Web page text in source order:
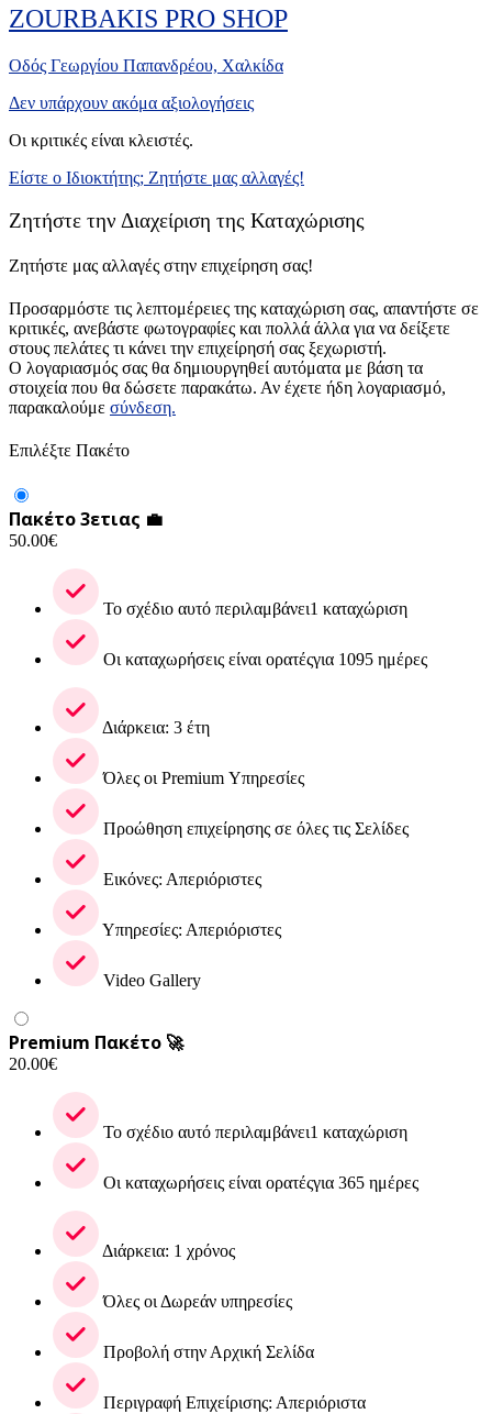
ZOURBAKIS PRO SHOP
Οδός Γεωργίου Παπανδρέου, Χαλκίδα
Δεν υπάρχουν ακόμα αξιολογήσεις
Οι κριτικές είναι κλειστές.
Είστε ο Ιδιοκτήτης; Ζητήστε μας αλλαγές!
Ζητήστε την Διαχείριση της Καταχώρισης
Ζητήστε μας αλλαγές στην επιχείρηση σας!
Προσαρμόστε τις λεπτομέρειες της καταχώριση σας, απαντήστε σε
κριτικές, ανεβάστε φωτογραφίες και πολλά άλλα για να δείξετε
στους πελάτες τι κάνει την επιχείρησή σας ξεχωριστή.
Ο λογαριασμός σας θα δημιουργηθεί αυτόματα με βάση τα
στοιχεία που θα δώσετε παρακάτω. Αν έχετε ήδη λογαριασμό,
παρακαλούμε σύνδεση.
Επιλέξτε Πακέτο
Πακέτο 3ετιας 💼
50.00€
Το σχέδιο αυτό περιλαμβάνει1 καταχώριση
Οι καταχωρήσεις είναι ορατέςγια 1095 ημέρες
Διάρκεια: 3 έτη
Όλες οι Premium Υπηρεσίες
Προώθηση επιχείρησης σε όλες τις Σελίδες
Εικόνες: Απεριόριστες
Υπηρεσίες: Απεριόριστες
Video Gallery
Premium Πακέτο 🚀
20.00€
Το σχέδιο αυτό περιλαμβάνει1 καταχώριση
Οι καταχωρήσεις είναι ορατέςγια 365 ημέρες
Διάρκεια: 1 χρόνος
Όλες οι Δωρεάν υπηρεσίες
Προβολή στην Αρχική Σελίδα
Περιγραφή Επιχείρισης: Απεριόριστα